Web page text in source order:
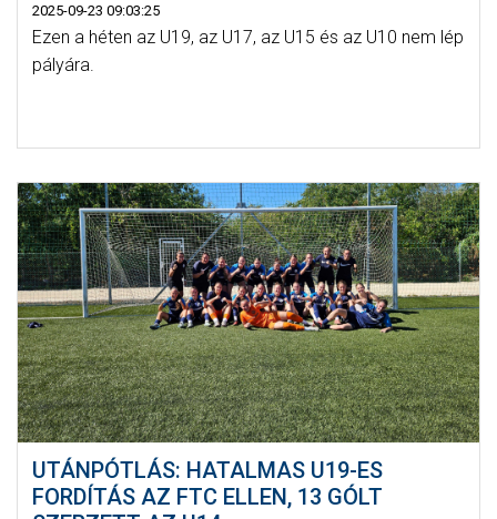
2025-09-23 09:03:25
Ezen a héten az U19, az U17, az U15 és az U10 nem lép
pályára.
UTÁNPÓTLÁS: HATALMAS U19-ES
FORDÍTÁS AZ FTC ELLEN, 13 GÓLT